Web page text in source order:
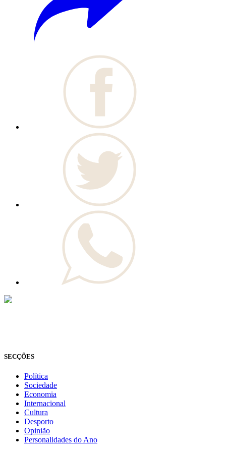
SECÇÕES
Política
Sociedade
Economia
Internacional
Cultura
Desporto
Opinião
Personalidades do Ano